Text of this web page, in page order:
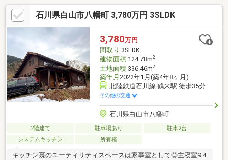
ッチン♪【リノベーション完了！】５SＬＤＫで２５帖の広々ＬＤ
Ｋと８帖の洋室が魅力！水回りや内装を中心に丁寧なフルリフォ
ームを実施した、快適で安心な暮らしが叶う住まいです。運営会
社：株式会社住まいのＫＯＥＩイオンハウジングの加盟店は全て
独立自営です。担当：水木 洋TEL：090-5643-8793
石川県白山市八幡町 3,780万円 3SLDK
3,780万円
間取り 3SLDK
建物面積124.78m2
土地面積336.46m2
築年月 2022年1月(築4年8ヶ月)
北陸鉄道石川線 鶴来駅 徒歩35分
その他の交通
石川県白山市八幡町
2階建て 駐車場あり
駐車2台
システムキッチン
所有権
キッチン裏のユーティリティスペースは家事室として◎主寝室9.4